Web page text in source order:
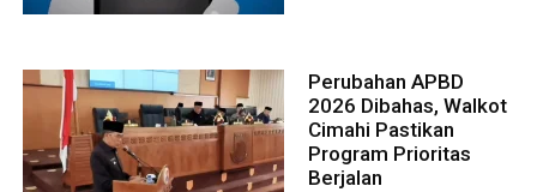
Perubahan APBD
2026 Dibahas, Walkot
Cimahi Pastikan
Program Prioritas
Berjalan